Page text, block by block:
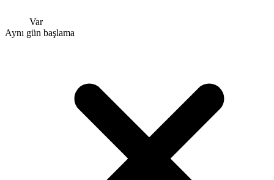
Var
Aynı gün başlama